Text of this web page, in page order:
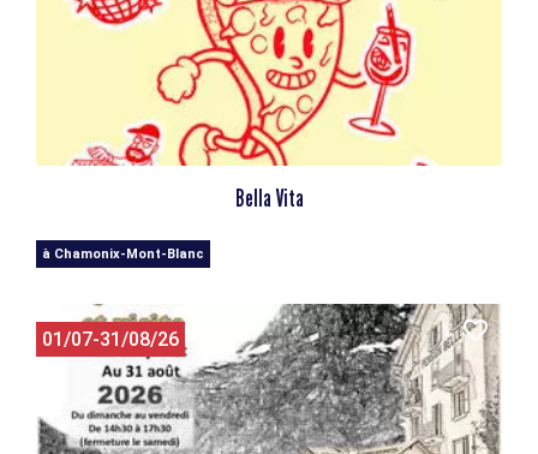
Bella Vita
à Chamonix-Mont-Blanc
01/07-31/08/26